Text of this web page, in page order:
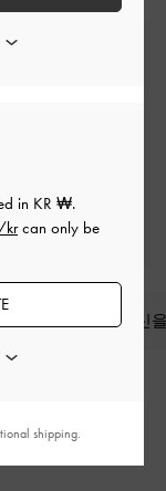
당신
in KR ₩.
krcan only be
shipping.